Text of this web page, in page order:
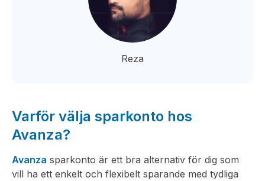
Reza
Varför välja sparkonto hos
Avanza?
Avanza sparkonto är ett bra alternativ för dig som
vill ha ett enkelt och flexibelt sparande med tydliga